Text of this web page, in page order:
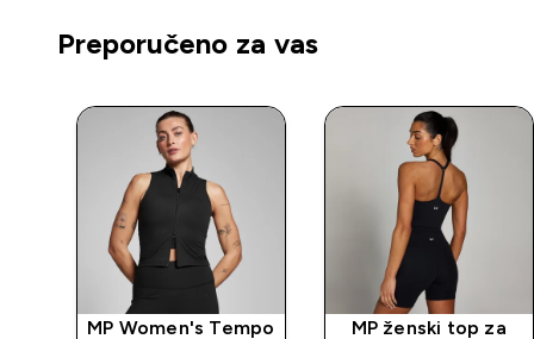
Preporučeno za vas
MP Women's Tempo
MP ženski top za